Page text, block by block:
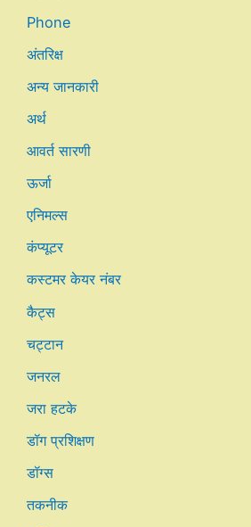
Phone
अंतरिक्ष
अन्य जानकारी
अर्थ
आवर्त सारणी
ऊर्जा
एनिमल्स
कंप्यूटर
कस्टमर केयर नंबर
कैट्स
चट्टान
जनरल
जरा हटके
डॉग प्रशिक्षण
डॉग्स
तकनीक